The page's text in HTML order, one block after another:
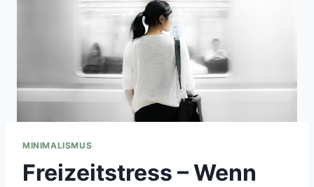
MINIMALISMUS
Freizeitstress – Wenn